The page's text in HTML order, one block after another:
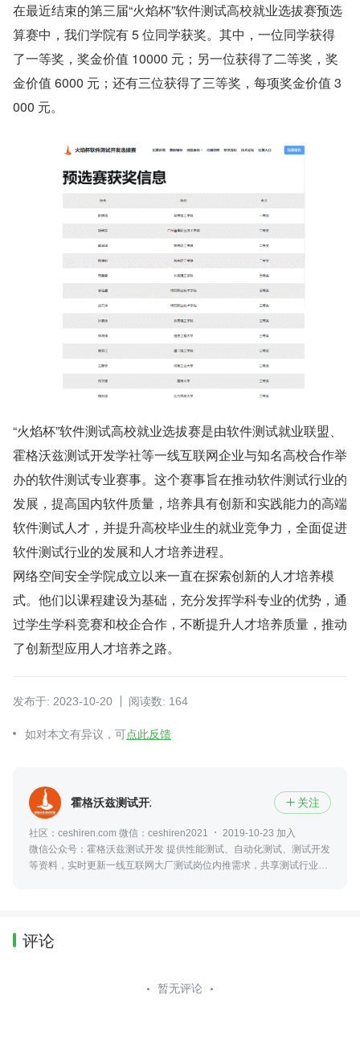
在最近结束的第三届“火焰杯”软件测试高校就业选拔赛预选
算赛中，我们学院有 5 位同学获奖。其中，一位同学获得
了一等奖，奖金价值 10000 元；另一位获得了二等奖，奖
金价值 6000 元；还有三位获得了三等奖，每项奖金价值 3
000 元。
“火焰杯”软件测试高校就业选拔赛是由软件测试就业联盟、
霍格沃兹测试开发学社等一线互联网企业与知名高校合作举
办的软件测试专业赛事。这个赛事旨在推动软件测试行业的
发展，提高国内软件质量，培养具有创新和实践能力的高端
软件测试人才，并提升高校毕业生的就业竞争力，全面促进
软件测试行业的发展和人才培养进程。
网络空间安全学院成立以来一直在探索创新的人才培养模
式。他们以课程建设为基础，充分发挥学科专业的优势，通
过学生学科竞赛和校企合作，不断提升人才培养质量，推动
了创新型应用人才培养之路。
发布于: 2023-10-20 阅读数: 164
如对本文有异议，可点此反馈
霍格沃兹测试开发学社  关注
社区：ceshiren.com 微信：ceshiren2021
2019-10-23 加入
微信公众号：霍格沃兹测试开发 提供性能测试、自动化测试、测试开发
等资料，实时更新一线互联网大厂测试岗位内推需求，共享测试行业动
评论
暂无评论